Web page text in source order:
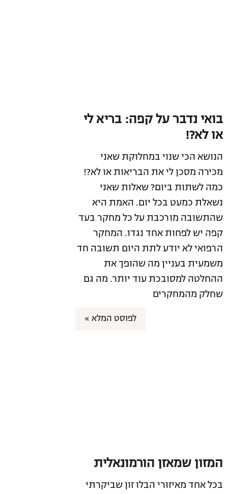
בואי נדבר על קפה: בריא לי
או לא?!
הנושא הכי שנוי במחלוקת שאני
מכירה מסכן לי את הבריאות או לא?!
כמה לשתות ביום? שאלות שאני
נשאלת כמעט בכל יום. האמת היא
שהתשובה מורכבת על כל מחקר בעד
קפה יש לפחות אחד נגדו. המחקר
הרפואי לא יודע לתת היום תשובה חד
משמעית בעניין מה שהופך את
ההחלטה למסובכת עוד יותר. מה גם
שחלק מהמחקרים
לפוסט המלא »
המזון שמאזן הורמונאלית
בכל אחד מאיזורי הבלו זון שביקרתי